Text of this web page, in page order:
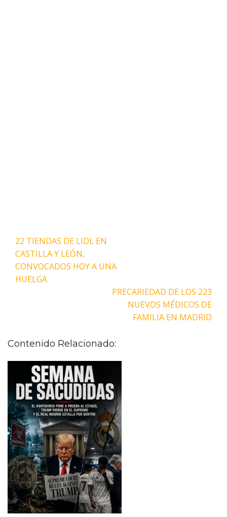
Navegación
de
entradas
22 TIENDAS DE LIDL EN
CASTILLA Y LEÓN,
CONVOCADOS HOY A UNA
HUELGA
PRECARIEDAD DE LOS 223
NUEVOS MÉDICOS DE
FAMILIA EN MADRID
Contenido Relacionado: